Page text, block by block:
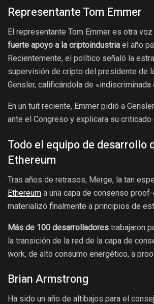
Representante Tom Emmer
El representante Tom Emmer es otra
fuerte apoyo a la criptoindustria el año
Recientemente, el político señaló la
supervisión de cripto del presidente de
Gensler, calificándola de «indiscriminada
En un tuit reciente, Emmer pidió a
ante el Congreso y explicara su criticado
Todo el equipo de desarrollo
Ethereum
Tras años de retrasos, Merge, la tan
Ethereum a una capa de consenso
materializó finalmente a principios de
Más de 100 desarrolladores trabajaron
la transición de la red de la capa de
work, de alto consumo energético, a
Brian Armstrong
Ha sido un año de altibajos para el